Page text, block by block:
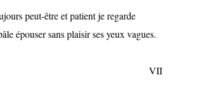
peut-être et patient je regarde
épouser sans plaisir ses yeux vagues.
VII